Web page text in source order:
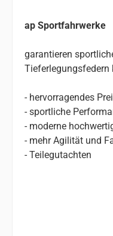
ap Sportfahrwerke
garantieren
Tieferlegungsfedern
- hervorragendes
- sportliche
- moderne
- mehr Agilität und
- Teilegutachten